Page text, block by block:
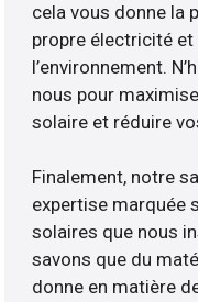
cela vous donne la
propre électricité
l’environnement.
nous pour
solaire et réduire
Finalement, notre
expertise marquée
solaires que nous
savons que du
donne en matière